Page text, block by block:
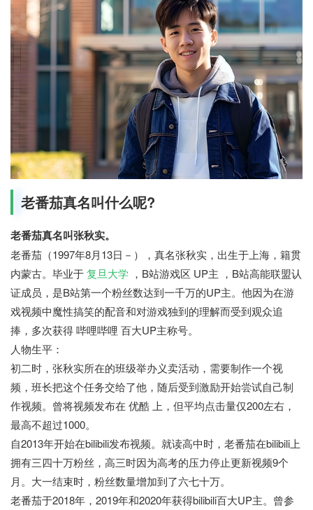
老番茄真名叫什么呢?
老番茄真名叫张秋实。
老番茄（1997年8月13日－），真名张秋实，出生于上海，籍贯
内蒙古。毕业于复旦大学 ，B站游戏区 UP主 ，B站高能联盟认
证成员，是B站第一个粉丝数达到一千万的UP主。他因为在游
戏视频中魔性搞笑的配音和对游戏独到的理解而受到观众追
捧，多次获得 哔哩哔哩 百大UP主称号。
人物生平：
初二时，张秋实所在的班级举办义卖活动，需要制作一个视
频，班长把这个任务交给了他，随后受到激励开始尝试自己制
作视频。曾将视频发布在 优酷 上，但平均点击量仅200左右，
最高不超过1000。
自2013年开始在bilibili发布视频。就读高中时，老番茄在bilibili上
拥有三四十万粉丝，高三时因为高考的压力停止更新视频9个
月。大一结束时，粉丝数量增加到了六七十万。
老番茄于2018年，2019年和2020年获得bilibili百大UP主。曾参